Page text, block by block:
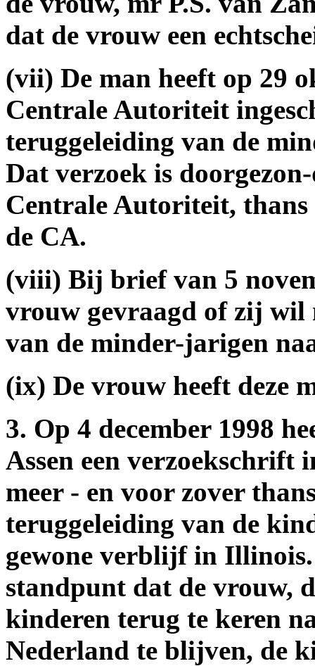
dat de vrouw een
(vii) De man heeft op 29
Centrale Autoriteit
teruggeleiding van de
Dat verzoek is
Centrale Autoriteit, thans
de CA.
(viii) Bij brief van 5
vrouw gevraagd of zij wil
van de minder-jarigen
(ix) De vrouw heeft deze
3. Op 4 december 1998
Assen een verzoekschrift
meer - en voor zover
teruggeleiding van de
gewone verblijf in
standpunt dat de vrouw,
kinderen terug te keren
Nederland te blijven, de